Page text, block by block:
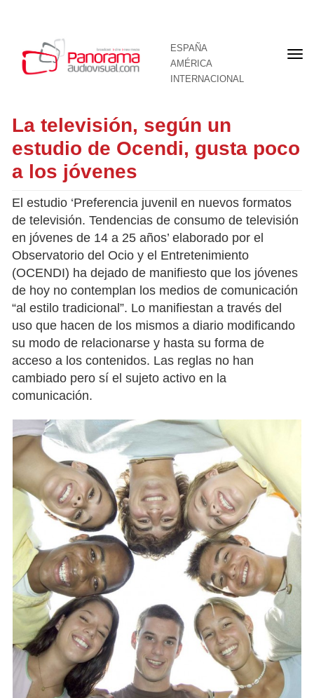
ESPAÑA
AMÉRICA
INTERNACIONAL
La televisión, según un
estudio de Ocendi, gusta poco
a los jóvenes
El estudio ‘Preferencia juvenil en nuevos formatos
de televisión. Tendencias de consumo de televisión
en jóvenes de 14 a 25 años’ elaborado por el
Observatorio del Ocio y el Entretenimiento
(OCENDI) ha dejado de manifiesto que los jóvenes
de hoy no contemplan los medios de comunicación
“al estilo tradicional”. Lo manifiestan a través del
uso que hacen de los mismos a diario modificando
su modo de relacionarse y hasta su forma de
acceso a los contenidos. Las reglas no han
cambiado pero sí el sujeto activo en la
comunicación.